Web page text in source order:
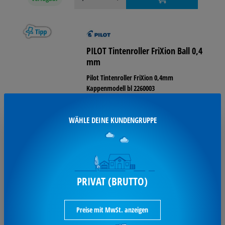
PILOT Tintenroller FriXion Ball 0,4
mm
Pilot Tintenroller FriXion 0,4mm
Kappenmodell bl 2260003
2,25 €*
je Stück / inkl. MwSt
WÄHLE DEINE KUNDENGRUPPE
PRIVAT (BRUTTO)
Preise mit MwSt. anzeigen